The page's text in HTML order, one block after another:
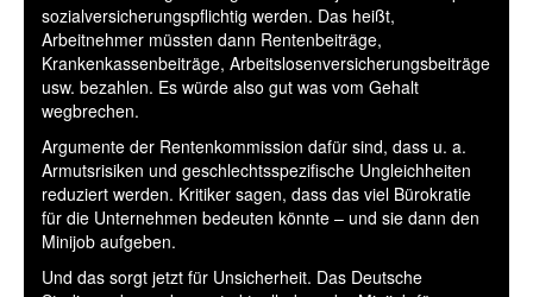
sozialversicherungspflichtig werden. Das heißt,
Arbeitnehmer müssten dann Rentenbeiträge,
Krankenkassenbeiträge, Arbeitslosenversicherungsbeiträge
usw. bezahlen. Es würde also gut was vom Gehalt
wegbrechen.
Argumente der Rentenkommission dafür sind, dass u. a.
Armutsrisiken und geschlechtsspezifische Ungleichheiten
reduziert werden. Kritiker sagen, dass das viel Bürokratie
für die Unternehmen bedeuten könnte – und sie dann den
Minijob aufgeben.
Und das sorgt jetzt für Unsicherheit. Das Deutsche